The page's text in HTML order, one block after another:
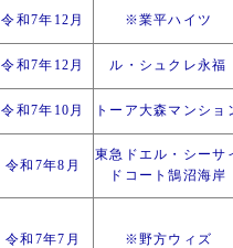
令和7年12月 ※業平ハイツ
令和7年12月 ル・シュクレ永福
令和7年10月 トーア大森マンショ
令和7年8月
東急ドエル・シーサ
ドコート鵠沼海岸
令和7年7月 ※野方ウィズ